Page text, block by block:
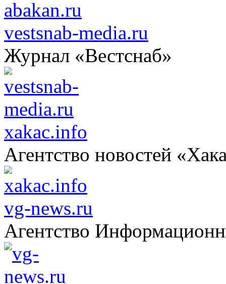
vestsnab-media.ru
Журнал «Вестснаб»
xakac.info
Агентство новостей
vg-news.ru
Агентство